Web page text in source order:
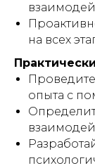
на всех
опыта с